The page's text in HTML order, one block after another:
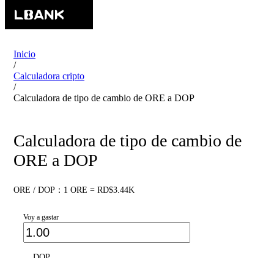
Inicio
/
Calculadora cripto
/
Calculadora de tipo de cambio de ORE a DOP
Calculadora de tipo de cambio de
ORE a DOP
ORE / DOP：1 ORE = RD$3.44K
Voy a gastar